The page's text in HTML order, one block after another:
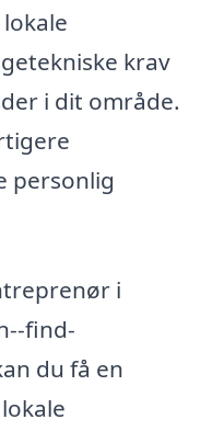
krav
i dit område.
personlig
i
find-
du få en